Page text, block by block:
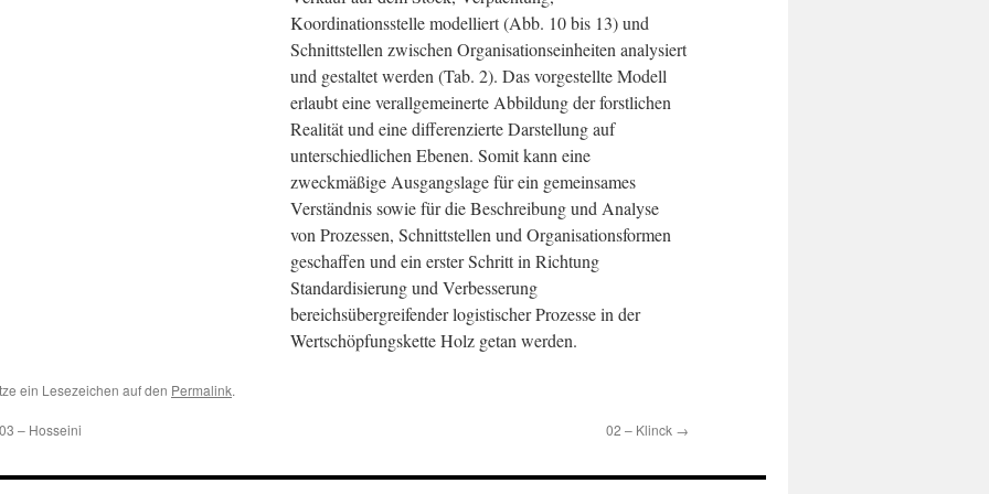
Koordinationsstelle modelliert (Abb. 10 bis 13) und
Schnittstellen zwischen Organisationseinheiten analysiert
und gestaltet werden (Tab. 2). Das vorgestellte Modell
erlaubt eine verallgemeinerte Abbildung der forstlichen
Realität und eine differenzierte Darstellung auf
unterschiedlichen Ebenen. Somit kann eine
zweckmäßige Ausgangslage für ein gemeinsames
Verständnis sowie für die Beschreibung und Analyse
von Prozessen, Schnittstellen und Organisationsformen
geschaffen und ein erster Schritt in Richtung
Standardisierung und Verbesserung
bereichsübergreifender logistischer Prozesse in der
Wertschöpfungskette Holz getan werden.
ein Lesezeichen auf den Permalink.
– Hosseini 02 – Klinck →